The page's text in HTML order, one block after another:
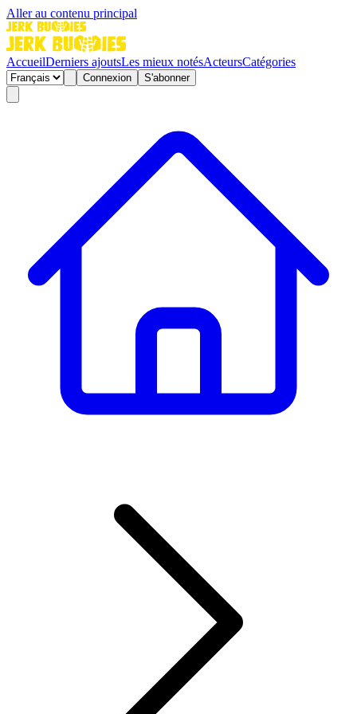
Aller au contenu principal
AccueilDerniers ajoutsLes mieux notésActeursCatégories
Connexion S'abonner